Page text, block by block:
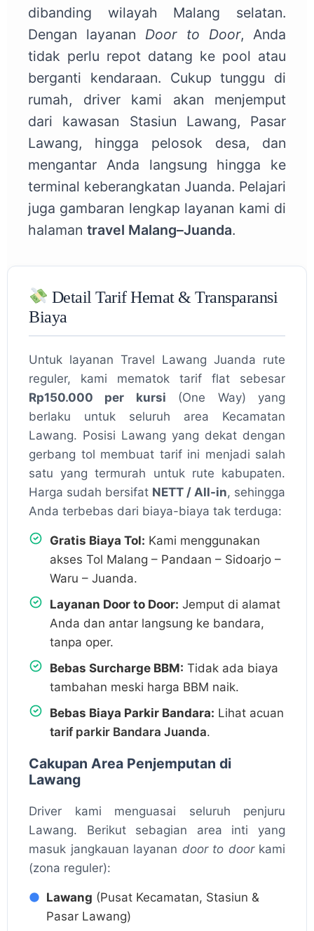
dibanding wilayah Malang selatan.
Dengan layanan Door to Door, Anda
tidak perlu repot datang ke pool atau
berganti kendaraan. Cukup tunggu di
rumah, driver kami akan menjemput
dari kawasan Stasiun Lawang, Pasar
Lawang, hingga pelosok desa, dan
mengantar Anda langsung hingga ke
terminal keberangkatan Juanda. Pelajari
juga gambaran lengkap layanan kami di
halaman travel Malang–Juanda.
Detail Tarif Hemat & Transparansi
Biaya
Untuk layanan Travel Lawang Juanda rute
reguler, kami mematok tarif flat sebesar
Rp150.000 per kursi (One Way) yang
berlaku untuk seluruh area Kecamatan
Lawang. Posisi Lawang yang dekat dengan
gerbang tol membuat tarif ini menjadi salah
satu yang termurah untuk rute kabupaten.
Harga sudah bersifat NETT / All-in, sehingga
Anda terbebas dari biaya-biaya tak terduga:
Gratis Biaya Tol: Kami menggunakan
akses Tol Malang – Pandaan – Sidoarjo –
Waru – Juanda.
Layanan Door to Door: Jemput di alamat
Anda dan antar langsung ke bandara,
tanpa oper.
Bebas Surcharge BBM: Tidak ada biaya
tambahan meski harga BBM naik.
Bebas Biaya Parkir Bandara: Lihat acuan
tarif parkir Bandara Juanda.
Cakupan Area Penjemputan di
Lawang
Driver kami menguasai seluruh penjuru
Lawang. Berikut sebagian area inti yang
masuk jangkauan layanan door to doorkami
(zona reguler):
Lawang (Pusat Kecamatan, Stasiun &
Pasar Lawang)